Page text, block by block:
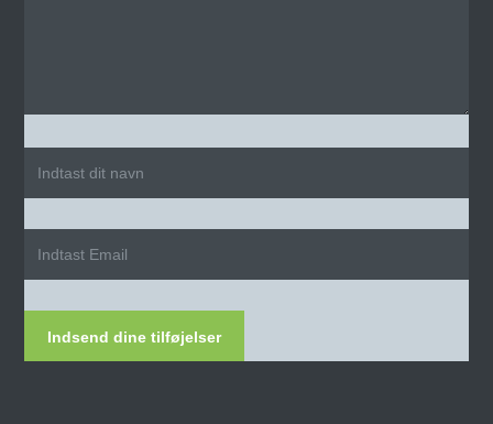
Indsend dine tilføjelser